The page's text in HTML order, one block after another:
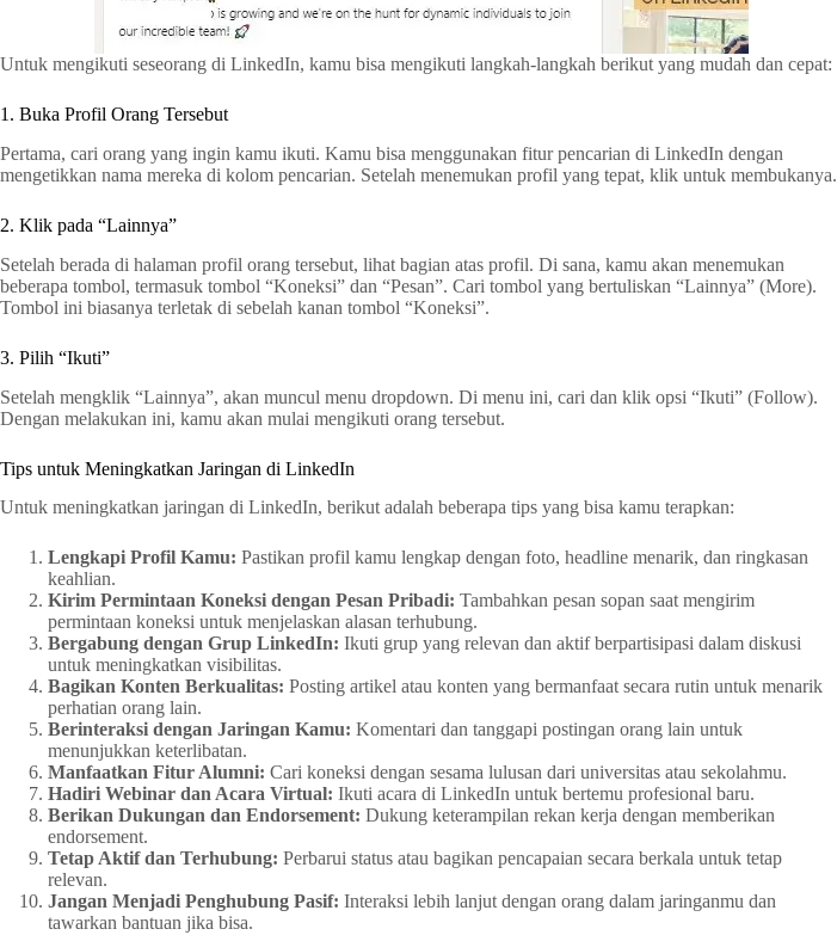
Untuk mengikuti seseorang di LinkedIn, kamu bisa mengikuti langkah-langkah berikut yang mudah dan cepat:
1. Buka Profil Orang Tersebut
Pertama, cari orang yang ingin kamu ikuti. Kamu bisa menggunakan fitur pencarian di LinkedIn dengan
mengetikkan nama mereka di kolom pencarian. Setelah menemukan profil yang tepat, klik untuk membukanya.
2. Klik pada “Lainnya”
Setelah berada di halaman profil orang tersebut, lihat bagian atas profil. Di sana, kamu akan menemukan
beberapa tombol, termasuk tombol “Koneksi” dan “Pesan”. Cari tombol yang bertuliskan “Lainnya” (More).
Tombol ini biasanya terletak di sebelah kanan tombol “Koneksi”.
3. Pilih “Ikuti”
Setelah mengklik “Lainnya”, akan muncul menu dropdown. Di menu ini, cari dan klik opsi “Ikuti” (Follow).
Dengan melakukan ini, kamu akan mulai mengikuti orang tersebut.
Tips untuk Meningkatkan Jaringan di LinkedIn
Untuk meningkatkan jaringan di LinkedIn, berikut adalah beberapa tips yang bisa kamu terapkan:
Lengkapi Profil Kamu: Pastikan profil kamu lengkap dengan foto, headline menarik, dan ringkasan
keahlian.
Kirim Permintaan Koneksi dengan Pesan Pribadi: Tambahkan pesan sopan saat mengirim
permintaan koneksi untuk menjelaskan alasan terhubung.
Bergabung dengan Grup LinkedIn: Ikuti grup yang relevan dan aktif berpartisipasi dalam diskusi
untuk meningkatkan visibilitas.
Bagikan Konten Berkualitas: Posting artikel atau konten yang bermanfaat secara rutin untuk menarik
perhatian orang lain.
Berinteraksi dengan Jaringan Kamu: Komentari dan tanggapi postingan orang lain untuk
menunjukkan keterlibatan.
Manfaatkan Fitur Alumni: Cari koneksi dengan sesama lulusan dari universitas atau sekolahmu.
Hadiri Webinar dan Acara Virtual: Ikuti acara di LinkedIn untuk bertemu profesional baru.
Berikan Dukungan dan Endorsement: Dukung keterampilan rekan kerja dengan memberikan
endorsement.
Tetap Aktif dan Terhubung: Perbarui status atau bagikan pencapaian secara berkala untuk tetap
relevan.
Jangan Menjadi Penghubung Pasif: Interaksi lebih lanjut dengan orang dalam jaringanmu dan
tawarkan bantuan jika bisa.